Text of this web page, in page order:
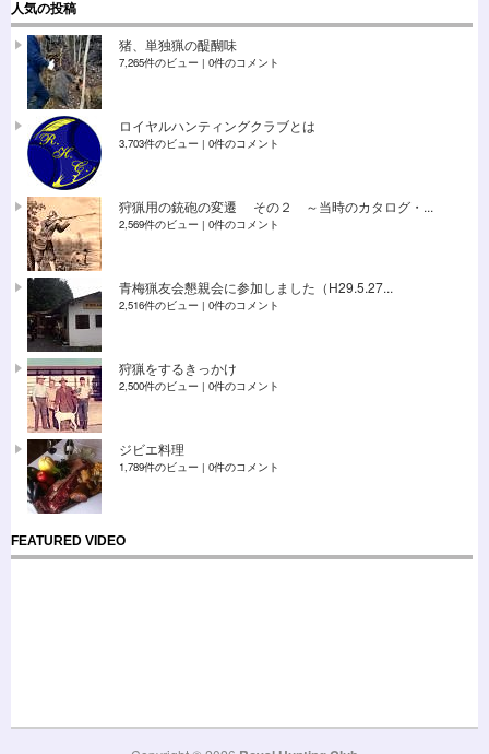
人気の投稿
猪、単独猟の醍醐味
7,265件のビュー | 0件のコメント
ロイヤルハンティングクラブとは
3,703件のビュー | 0件のコメント
狩猟用の銃砲の変遷 その２ ～当時のカタログ・...
2,569件のビュー | 0件のコメント
青梅猟友会懇親会に参加しました（H29.5.27...
2,516件のビュー | 0件のコメント
狩猟をするきっかけ
2,500件のビュー | 0件のコメント
ジビエ料理
1,789件のビュー | 0件のコメント
FEATURED VIDEO